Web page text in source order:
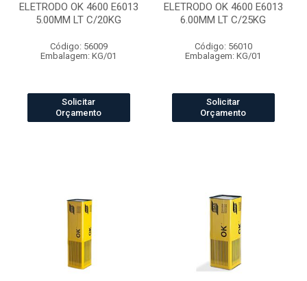
ELETRODO OK 4600 E6013
5.00MM LT C/20KG
Código: 56009
Embalagem: KG/01
Solicitar
Orçamento
ELETRODO OK 4600 E6013
6.00MM LT C/25KG
Código: 56010
Embalagem: KG/01
Solicitar
Orçamento